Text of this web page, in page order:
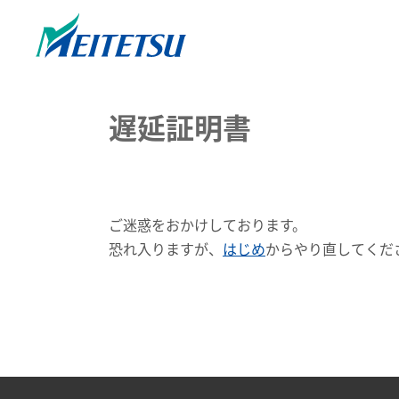
遅延証明書
ご迷惑をおかけしております。
恐れ入りますが、 はじめからやり直してくだ